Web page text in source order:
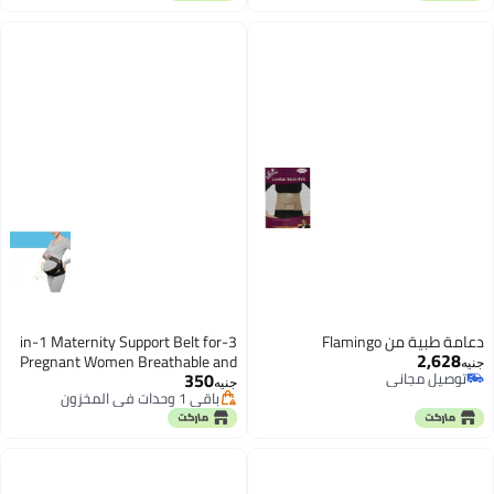
دعامة طبية من Flamingo
جنيه2,628
توصيل مجاني
توصيل مجاني
3-in-1 Maternity Support Belt for
Pregnant Women Breathable and
adjustable, this belt supports the
pelvis, waist, and back, relieving
abdominal pain and backaches. It
جنيه350
باقي 1 وحدات في المخزون
باقي 1 وحدات في المخزون